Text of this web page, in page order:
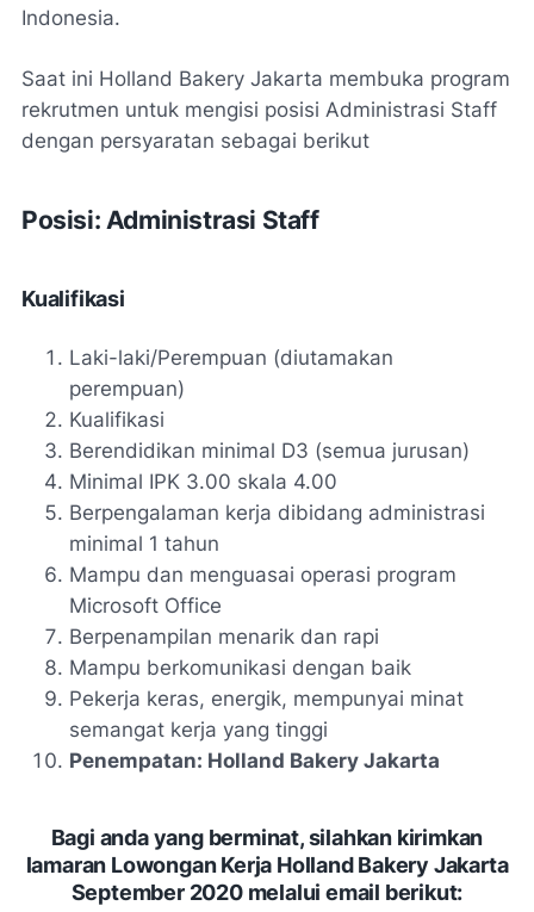
Indonesia.
Saat ini Holland Bakery Jakarta membuka program
rekrutmen untuk mengisi posisi Administrasi Staff
dengan persyaratan sebagai berikut
Posisi: Administrasi Staff
Kualifikasi
Laki-laki/Perempuan (diutamakan
perempuan)
Kualifikasi
Berendidikan minimal D3 (semua jurusan)
Minimal IPK 3.00 skala 4.00
Berpengalaman kerja dibidang administrasi
minimal 1 tahun
Mampu dan menguasai operasi program
Microsoft Office
Berpenampilan menarik dan rapi
Mampu berkomunikasi dengan baik
Pekerja keras, energik, mempunyai minat
semangat kerja yang tinggi
Penempatan: Holland Bakery Jakarta
Bagi anda yang berminat, silahkan kirimkan
lamaran Lowongan Kerja Holland Bakery Jakarta
September 2020 melalui email berikut: